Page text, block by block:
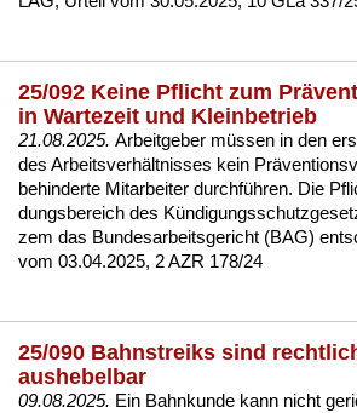
25/092 Keine Pflicht zum
in Wartezeit und Kleinbetrieb
21.08.2025. Ar­beit­ge­ber müssen in den
des Ar­beits­verhält­nis­ses kein
be­hin­der­te Mit­ar­bei­ter durchführen. Die
dungs­be­reich des
zem das Bun­des­ar­beits­ge­richt (BAG)
vom 03.04.2025, 2 AZR 178/24
25/090 Bahnstreiks sind
aushebelbar
09.08.2025. Ein Bahn­kun­de kann nicht